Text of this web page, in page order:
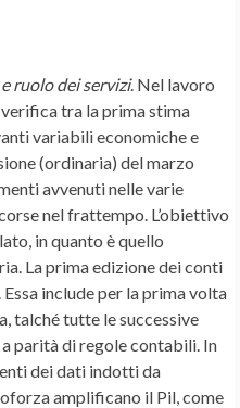
ruolo dei servizi. Nel lavoro
tra la prima stima
variabili economiche e
(ordinaria) del marzo
avvenuti nelle varie
nel frattempo. L’obiettivo
in quanto è quello
La prima edizione dei conti
include per la prima volta
talché tutte le successive
parità di regole contabili. In
dei dati indotti da
amplificano il Pil, come